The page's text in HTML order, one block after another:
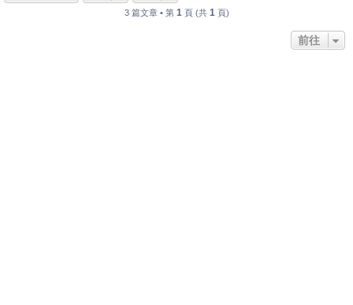
3 篇文章 • 第 1 頁 (共 1 頁)
前往